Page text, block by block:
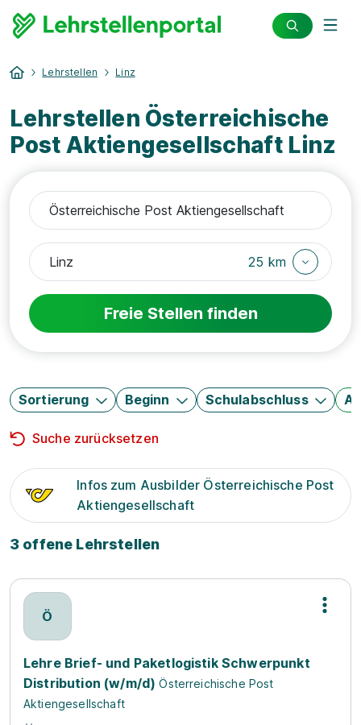
Lehrstellen Linz
Lehrstellen Österreichische
Post Aktiengesellschaft Linz
25 km
Freie Stellen finden
Sortierung Beginn Schulabschluss
Suche zurücksetzen
Infos zum Ausbilder Österreichische Post
Aktiengesellschaft
3 offene Lehrstellen
Ö
Lehre Brief- und Paketlogistik Schwerpunkt
Distribution (w/m/d) Österreichische Post
Aktiengesellschaft